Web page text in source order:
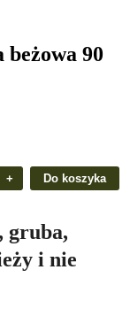
90
gruba,
i nie